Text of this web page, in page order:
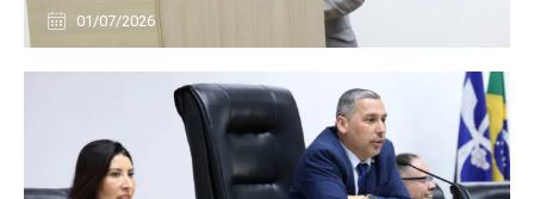
01/07/2026